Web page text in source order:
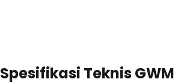
Spesifikasi Teknis GWM